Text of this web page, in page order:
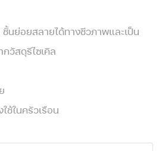
นย่อยสลายได้ทางชีวภาพและเป็น
วัสดุรีไซเคิล
ช้ในครัวเรือน